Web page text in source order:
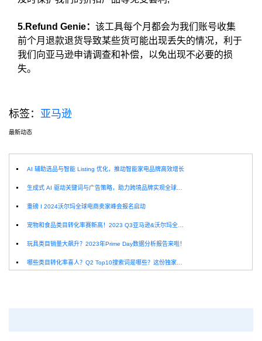
5.Refund Genie： 该工具每个月都会为我们账号收集
前个月退款退货导致某些货可能出现丢失的情况，利于
我们向亚马逊申请调查和补偿，以免出现不必要的损
失。
标签： 亚马逊
最新动态
AI 辅助选品与智能 Listing 优化，推动智能家电品牌高效增长
重磅 I 2024沃尔玛全球电商卖家峰会报名启动
玩具类目销量大飙升？2023年Prime Day数据分析报告来啦！